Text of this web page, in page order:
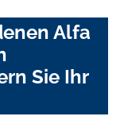
Alfa
Sie Ihr